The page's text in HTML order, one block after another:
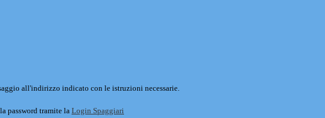
all'indirizzo indicato con le istruzioni necessarie.
password tramite la Login Spaggiari